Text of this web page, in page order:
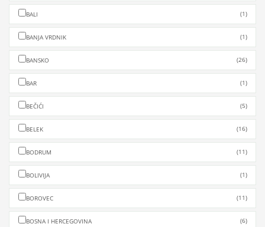
BALI (1)
BANJA VRDNIK (1)
BANSKO (26)
BAR (1)
BEČIĆI (5)
BELEK (16)
BODRUM (11)
BOLIVIJA (1)
BOROVEC (11)
BOSNA I HERCEGOVINA (6)